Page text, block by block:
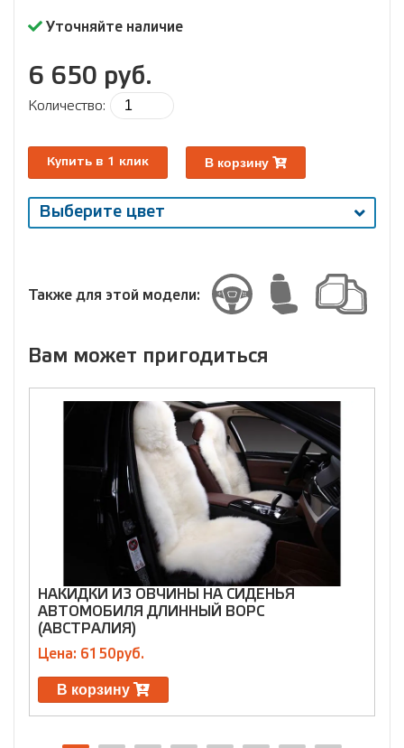
Уточняйте наличие
6 650 руб.
Количество:
Купить в 1 клик В корзину
Выберите цвет
Выберите
Также для этой модели:
Вам может пригодиться
НАКИДКИ ИЗ ОВЧИНЫ НА СИДЕНЬЯ
АВТОМОБИЛЯ ДЛИННЫЙ ВОРС
(АВСТРАЛИЯ)
Цена: 6150руб.
В корзину